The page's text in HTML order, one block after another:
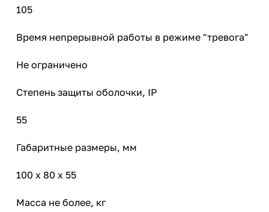
105
Время непрерывной работы в режиме "тревога"
Не ограничено
Степень защиты оболочки, IP
55
Габаритные размеры, мм
100 х 80 х 55
Масса не более, кг